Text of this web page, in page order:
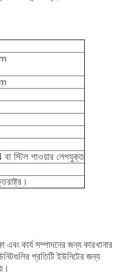
স্টিল পাওয়ার লেপযুক্ত
কার্য সম্পাদনের জন্য কারখানার
প্রতিটি ইউনিটের জন্য